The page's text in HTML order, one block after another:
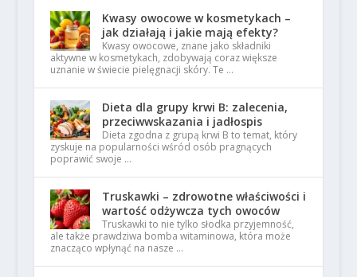
Kwasy owocowe w kosmetykach –
jak działają i jakie mają efekty?
Kwasy owocowe, znane jako składniki
aktywne w kosmetykach, zdobywają coraz większe
uznanie w świecie pielęgnacji skóry. Te …
Dieta dla grupy krwi B: zalecenia,
przeciwwskazania i jadłospis
Dieta zgodna z grupą krwi B to temat, który
zyskuje na popularności wśród osób pragnących
poprawić swoje …
Truskawki – zdrowotne właściwości i
wartość odżywcza tych owoców
Truskawki to nie tylko słodka przyjemność,
ale także prawdziwa bomba witaminowa, która może
znacząco wpłynąć na nasze …